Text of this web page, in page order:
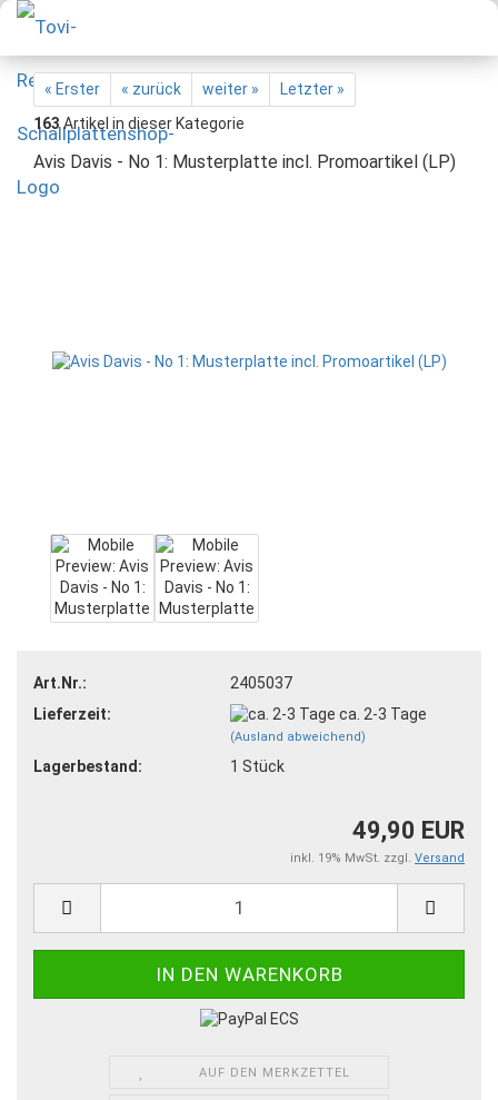
« Erster « zurück weiter »
Letzter »
163Artikel in dieser Kategorie
Avis Davis - No 1: Musterplatte incl. Promoartikel (LP)
Art.Nr.:
2405037
Lieferzeit:
ca. 2-3 Tage
(Ausland abweichend)
Lagerbestand: 1 Stück
49,90 EUR
inkl. 19% MwSt. zzgl. Versand
AUF DEN MERKZETTEL